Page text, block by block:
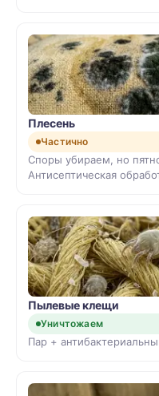
Плесень
Частично
Споры убираем, но
Антисептическая
Пылевые клещи
Уничтожаем
Пар +